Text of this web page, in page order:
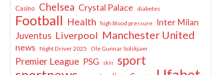
Casino Chelsea Crystal Palace diabetes
Football Health high blood pressure Inter Milan
Juventus Liverpool Manchester United
news Night Driver 2025 Ole Gunnar Solskjaer
Premier League PSG skin sport